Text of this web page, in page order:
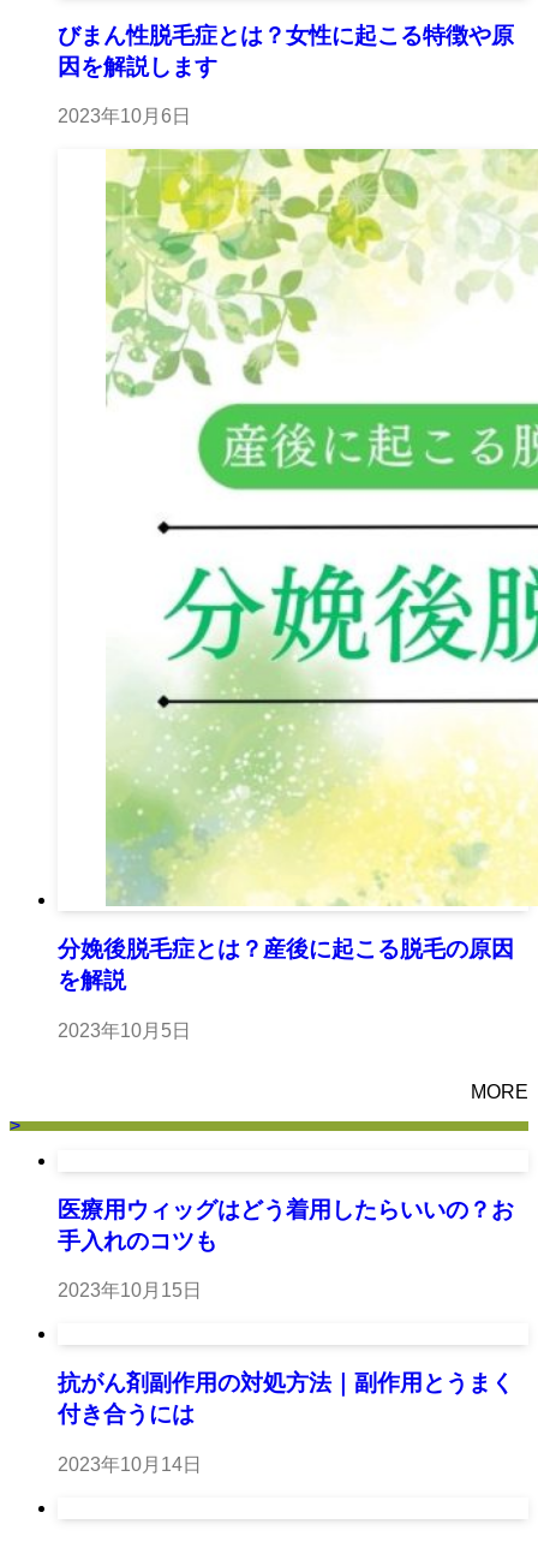
びまん性脱毛症とは？女性に起こる特徴や原
因を解説します
2023年10月6日
分娩後脱毛症とは？産後に起こる脱毛の原因
を解説
2023年10月5日
MORE
>
医療用ウィッグはどう着用したらいいの？お
手入れのコツも
2023年10月15日
抗がん剤副作用の対処方法｜副作用とうまく
付き合うには
2023年10月14日